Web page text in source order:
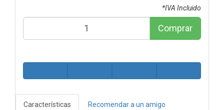
*IVA Incluido
Comprar
Características Recomendar a un amigo